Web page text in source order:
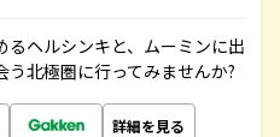
ヘルシンキと、ムーミンに出
北極圏に行ってみませんか?
詳細を見る